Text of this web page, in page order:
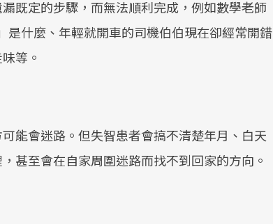
既定的步驟，而無法順利完成，例如數學老師
什麼、年輕就開車的司機伯伯現在卻經常開錯
等。
能會迷路。但失智患者會搞不清楚年月、白天
甚至會在自家周圍迷路而找不到回家的方向。